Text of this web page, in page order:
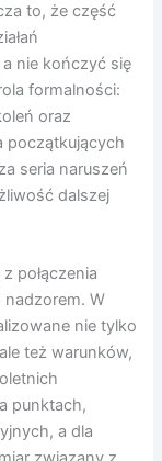
to, że część
nie kończyć się
formalności:
oraz
początkujących
seria naruszeń
dalszej
połączenia
W
nie tylko
też warunków,
punktach,
a dla